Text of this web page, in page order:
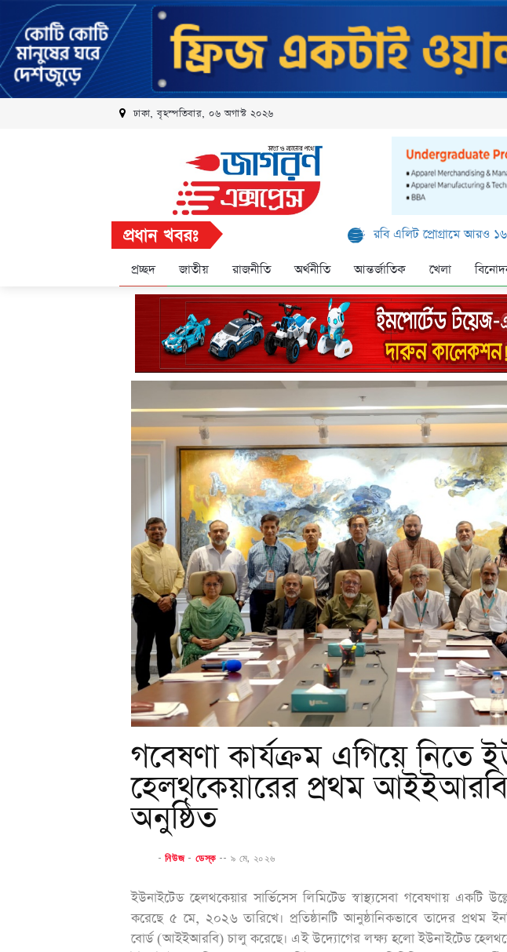
ঢাকা, বৃহস্পতিবার, ০৬ অগাস্ট ২০২৬
প্রধান খবরঃ রবি এলিট প্রোগ্রামে আরও ১৬ ব্র্যান্ড,
প্রচ্ছদ জাতীয় রাজনীতি অর্থনীতি আন্তর্জাতিক খেলা
গবেষণা কার্যক্রম এগিয়ে নিতে
হেলথকেয়ারের প্রথম
অনুষ্ঠিত
-নিউজ- ডেস্ক -- ৯ মে, ২০২৬
ইউনাইটেড হেলথকেয়ার সার্ভিসেস লিমিটেড স্বাস্থ্যসেবা গবেষণায় একটি
করেছে ৫ মে, ২০২৬ তারিখে। প্রতিষ্ঠানটি আনুষ্ঠানিকভাবে তাদের প্রথম
বোর্ড (আইইআরবি) চালু করেছে। এই উদ্যোগের লক্ষ্য হলো ইউনাইটেড